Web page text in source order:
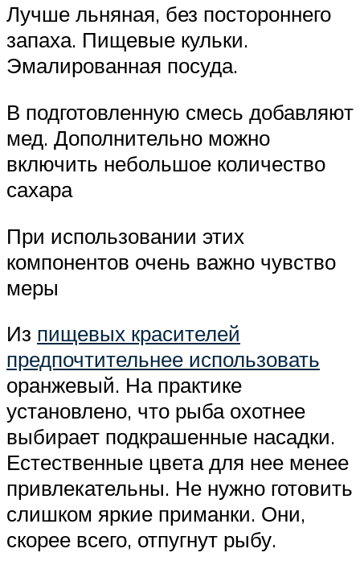
Лучше льняная, без постороннего
запаха. Пищевые кульки.
Эмалированная посуда.
В подготовленную смесь добавляют
мед. Дополнительно можно
включить небольшое количество
сахара
При использовании этих
компонентов очень важно чувство
меры
Из пищевых красителей
предпочтительнее использовать
оранжевый. На практике
установлено, что рыба охотнее
выбирает подкрашенные насадки.
Естественные цвета для нее менее
привлекательны. Не нужно готовить
слишком яркие приманки. Они,
скорее всего, отпугнут рыбу.